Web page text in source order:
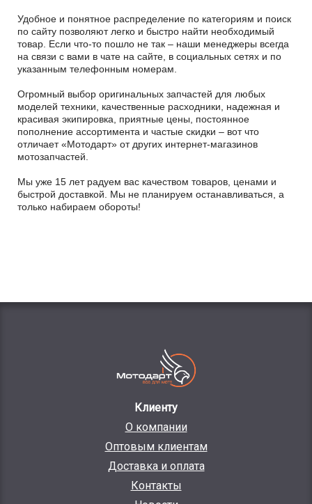
Удобное и понятное распределение по категориям и поиск
по сайту позволяют легко и быстро найти необходимый
товар. Если что-то пошло не так – наши менеджеры всегда
на связи с вами в чате на сайте, в социальных сетях и по
указанным телефонным номерам.
Огромный выбор оригинальных запчастей для любых
моделей техники, качественные расходники, надежная и
красивая экипировка, приятные цены, постоянное
пополнение ассортимента и частые скидки – вот что
отличает «Мотодарт» от других интернет-магазинов
мотозапчастей.
Мы уже 15 лет радуем вас качеством товаров, ценами и
быстрой доставкой. Мы не планируем останавливаться, а
только набираем обороты!
Клиенту
О компании
Оптовым клиентам
Доставка и оплата
Контакты